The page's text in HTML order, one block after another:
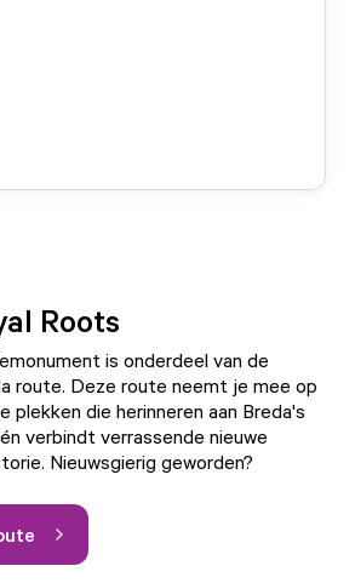
Roots
is onderdeel van de
route. Deze route neemt je mee op
plekken die herinneren aan Breda's
verbindt verrassende nieuwe
Nieuwsgierig geworden?